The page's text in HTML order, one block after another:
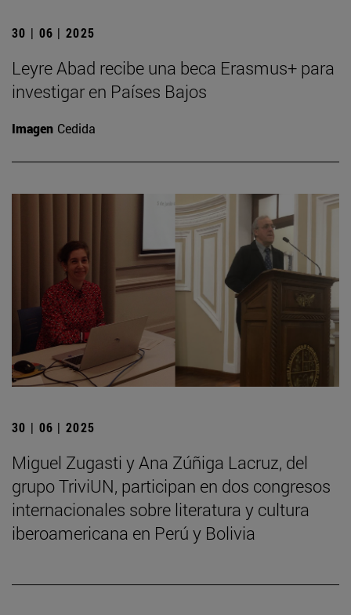
30 | 06 | 2025
Leyre Abad recibe una beca Erasmus+ para
investigar en Países Bajos
Imagen Cedida
30 | 06 | 2025
Miguel Zugasti y Ana Zúñiga Lacruz, del
grupo TriviUN, participan en dos congresos
internacionales sobre literatura y cultura
iberoamericana en Perú y Bolivia